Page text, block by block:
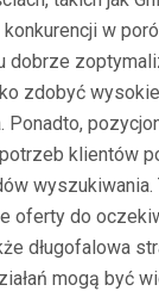
w
dobrze
zdobyć
Ponadto,
klientów
oferty do
długofalowa
mogą być